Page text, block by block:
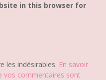
in this browser for
les indésirables. En savoir
vos commentaires sont